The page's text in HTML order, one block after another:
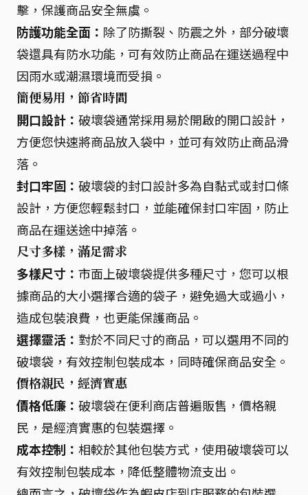
擊，保護商品安全無虞。
防護功能全面： 除了防撕裂、防震之外，部分破壞
袋還具有防水功能，可有效防止商品在運送過程中
因雨水或潮濕環境而受損。
簡便易用，節省時間
開口設計： 破壞袋通常採用易於開啟的開口設計，
方便您快速將商品放入袋中，並可有效防止商品滑
落。
封口牢固： 破壞袋的封口設計多為自黏式或封口條
設計，方便您輕鬆封口，並能確保封口牢固，防止
商品在運送途中掉落。
尺寸多樣，滿足需求
多樣尺寸： 市面上破壞袋提供多種尺寸，您可以根
據商品的大小選擇合適的袋子，避免過大或過小，
造成包裝浪費，也更能保護商品。
選擇靈活： 對於不同尺寸的商品，可以選用不同的
破壞袋，有效控制包裝成本，同時確保商品安全。
價格親民，經濟實惠
價格低廉： 破壞袋在便利商店普遍販售，價格親
民，是經濟實惠的包裝選擇。
成本控制： 相較於其他包裝方式，使用破壞袋可以
有效控制包裝成本，降低整體物流支出。